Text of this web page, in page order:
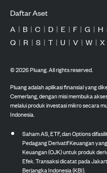
Daftar Aset
A | B | C | D | E | F | G | H
Q | R | S | T | U | V | W | X
©2026Pluang. All rights reserved.
Pluang adalah aplikasi finansial yang
Cemerlang, dengan misi membuka
melalui produk investasi mikro secara
Indonesia.
Saham AS, ETF, dan Options
Pedagang Derivatif Keuangan
Keuangan (OJK) untuk produk
Efek. Transaksi dicatat pada
Berjangka Indonesia (KBI).